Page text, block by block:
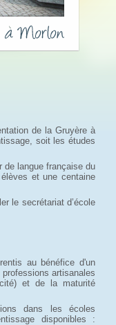
de la Gruyère à
soit les études
de langue française du
et une centaine
le secrétariat d’école
au bénéfice d'un
artisanales
et de la maturité
dans les écoles
disponibles :